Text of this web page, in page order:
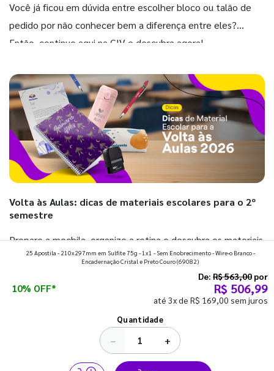
Você já ficou em dúvida entre escolher bloco ou talão de
pedido por não conhecer bem a diferença entre eles?
Então, continue aqui na GIV e descubra agora!
Volta às Aulas: dicas de materiais escolares para o 2º
semestre
Prepare a mochila, organize a rotina e descubra os materiais
que fazem toda diferença para começar o segundo
25 Apostila - 210x297mm em Sulfite 75g - 1x1 - Sem Enobrecimento - Wire-o Branco -
Encadernação Cristal e Preto Couro(69082)
10% OFF*
De: R$ 563,00 por
R$ 506,99
até 3x de R$ 169,00 sem juros
Quantidade
− +